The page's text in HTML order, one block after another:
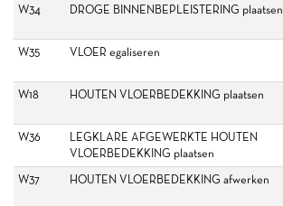
W34 DROGE BINNENBEPLEISTERING plaatsen
W35
VLOER egaliseren
W18
HOUTEN VLOERBEDEKKING plaatsen
W36
LEGKLARE AFGEWERKTE HOUTEN
VLOERBEDEKKING plaatsen
W37
HOUTEN VLOERBEDEKKING afwerken